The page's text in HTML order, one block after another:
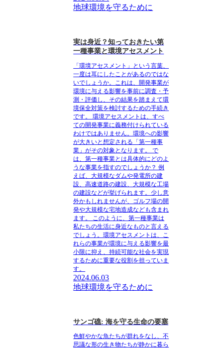
地球環境を守るために
実は身近？知っておきたい第
一種事業と環境アセスメント
「環境アセスメント」という言葉、
一度は耳にしたことがあるのではな
いでしょうか。これは、開発事業が
環境に与える影響を事前に調査・予
測・評価し、その結果を踏まえて環
境保全対策を検討するための手続き
です。 環境アセスメントは、すべ
ての開発事業に義務付けられている
わけではありません。環境への影響
が大きいと想定される「第一種事
業」がその対象となります。 で
は、第一種事業とは具体的にどのよ
うな事業を指すのでしょうか？ 例
えば、大規模なダムや発電所の建
設、高速道路の建設、大規模な工場
の建設などが挙げられます。少し意
外かもしれませんが、ゴルフ場の開
発や大規模な宅地造成なども含まれ
ます。 このように、第一種事業は
私たちの生活に身近なものと言える
でしょう。環境アセスメントは、こ
れらの事業が環境に与える影響を最
小限に抑え、持続可能な社会を実現
するために重要な役割を担っていま
す。
2024.06.03
地球環境を守るために
サンゴ礁: 海を守る生命の要塞
色鮮やかな魚たちが群れをなし、不
思議な形の生き物たちが静かに暮ら